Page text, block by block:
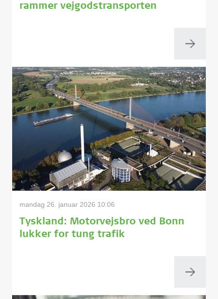
rammer vejgodstransporten
mandag 26. januar 2026 10:06
Tyskland: Motorvejsbro ved Bonn
lukker for tung trafik